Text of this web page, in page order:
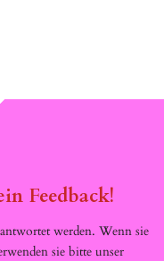
Feedback!
werden. Wenn sie
sie bitte unser